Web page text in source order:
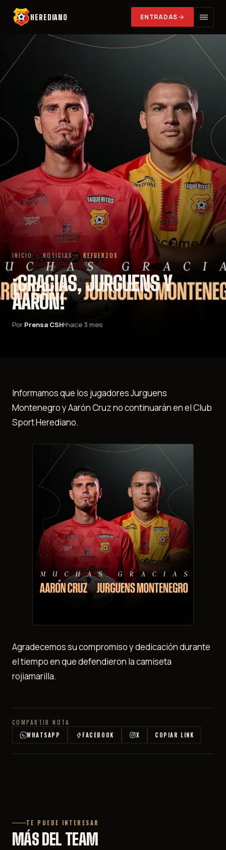
HEREDIANO ENTRADAS
INICIO · NOTICIAS · REFUERZOS
¡GRACIAS, JURGUENS Y
AARÓN!
Por Prensa CSH hace 3 mes
Informamos que los jugadores Jurguens
Montenegro y Aarón Cruz no continuarán en el Club
Sport Herediano.
Agradecemos su compromiso y dedicación durante
el tiempo en que defendieron la camiseta
rojiamarilla.
COMPARTIR NOTA
WHATSAPP
FACEBOOK X COPIAR LINK
TE PUEDE INTERESAR
MÁS DEL TEAM